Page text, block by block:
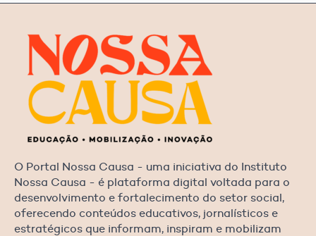
O Portal Nossa Causa - uma iniciativa do Instituto
Nossa Causa - é plataforma digital voltada para o
desenvolvimento e fortalecimento do setor social,
oferecendo conteúdos educativos, jornalísticos e
estratégicos que informam, inspiram e mobilizam